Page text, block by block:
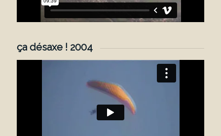
ça désaxe ! 2004